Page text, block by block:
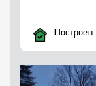
Построен